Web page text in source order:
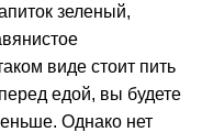
зеленый,
виде стоит пить
едой, вы будете
Однако нет